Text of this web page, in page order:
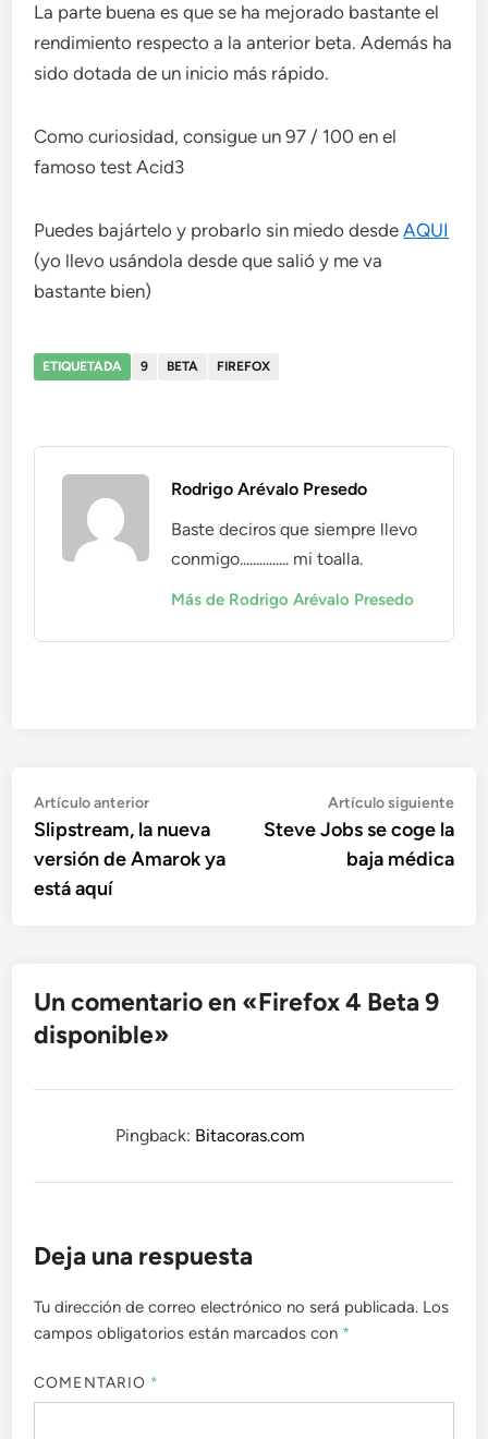
La parte buena es que se ha mejorado bastante el
rendimiento respecto a la anterior beta. Además ha
sido dotada de un inicio más rápido.
Como curiosidad, consigue un 97 / 100 en el
famoso test Acid3
Puedes bajártelo y probarlo sin miedo desdeAQUI
(yo llevo usándola desde que salió y me va
bastante bien)
ETIQUETADA 9 BETA FIREFOX
Rodrigo Arévalo Presedo
Baste deciros que siempre llevo
conmigo............... mi toalla.
Más de Rodrigo Arévalo Presedo
Navegación
de
entradas
Artículo anteriorArtículo
anterior:
Slipstream, la nueva
versión de Amarok ya
está aquí
Artículo siguiente
Steve Jobs se coge la
baja médica
Un comentario en «Firefox 4 Beta 9
disponible»
Pingback: Bitacoras.com
Deja una respuesta
Tu dirección de correo electrónico no será publicada. Los
campos obligatorios están marcados con *
COMENTARIO *